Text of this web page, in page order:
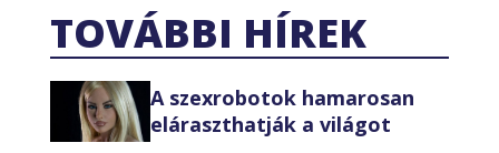
TOVÁBBI HÍREK
A szexrobotok hamarosan
eláraszthatják a világot